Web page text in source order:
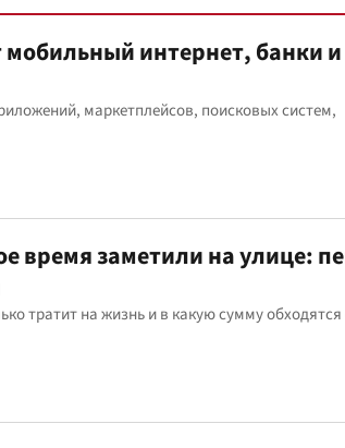
интернет, банки и
маркетплейсов, поисковых систем,
время заметили на улице:
тратит на жизнь и в какую сумму обходятся